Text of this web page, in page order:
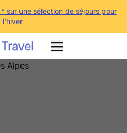
sur une sélection de séjours pour
l'hiver